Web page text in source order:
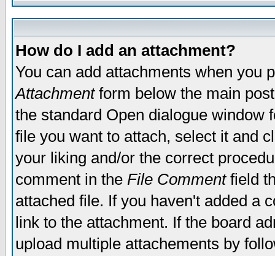
How do I add an attachment?
You can add attachments when you
Attachmentform below the main
the standard Open dialogue window
file you want to attach, select it and
your liking and/or the correct
comment in the File Commentfield
attached file. If you haven't added a
link to the attachment. If the board
upload multiple attachements by